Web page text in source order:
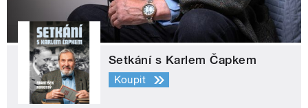
Setkání s Karlem Čapkem
Koupit